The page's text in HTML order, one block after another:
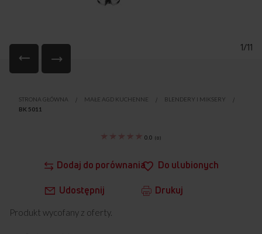
1/11
początek
STRONA GŁÓWNA MAŁE AGD KUCHENNE
BLENDERY I MIKSERY
BK 5011
Dodaj do porównania Do ulubionych
Udostępnij Drukuj
0.0 (0)
Produkt wycofany z oferty.